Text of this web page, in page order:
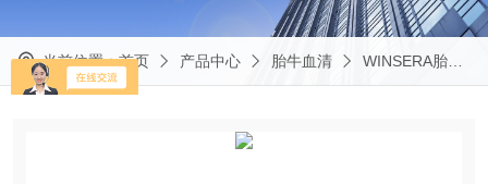
当前位置：首页 产品中心 胎牛血清 WINSERA胎牛血清